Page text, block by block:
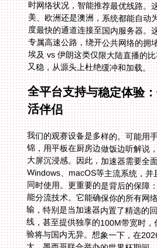
又稳，从源头上杜绝缓冲和加载。
全平台支持与稳定体验
活伴侣
我们的观赛设备是多样的。可能用
锦，用平板在厨房边做饭边听解说，
大屏沉浸感。因此，加速器需要全面
Windows、macOS等主流系统，并
同时使用。更重要的是背后的保障：
能分流技术。它能确保你的所有网络
输，特别是当加速器内置了精选的回
线，甚至提供独享的100M带宽时，
验将与国内无异。想象一下，在
大、墨西哥联合举办的世界杯期间
台，用熟悉的中文解说，毫无延迟地